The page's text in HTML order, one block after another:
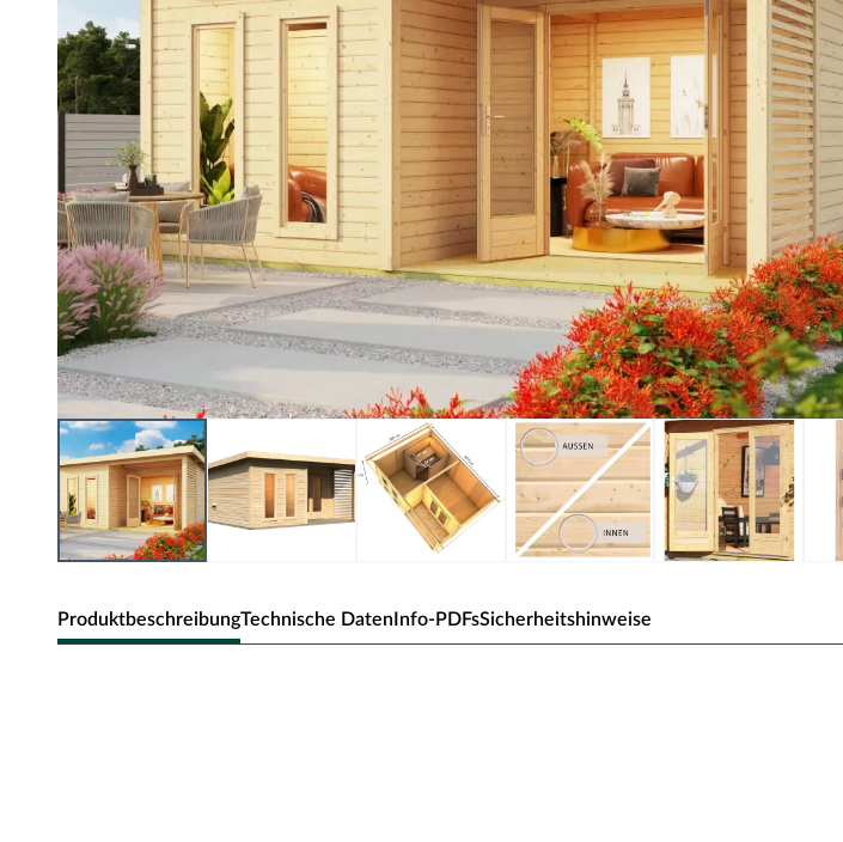
ProduktbeschreibungTechnische DatenInfo-PDFsSicherheitshinweise